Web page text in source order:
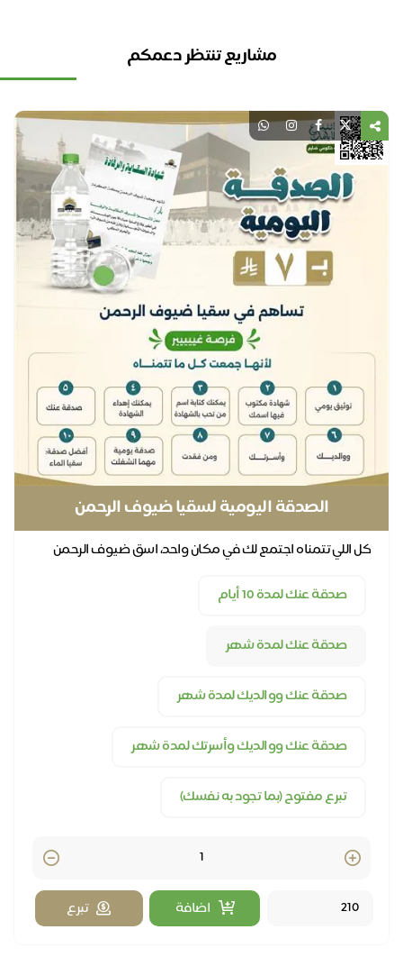
مشاريع تنتظر دعمكم
الصدقة اليومية لسقيا ضيوف الرحمن
كل اللي تتمناه اجتمع لك في مكان واحد، اسق ضيوف الرحمن
صدقة عنك لمدة 10 أيام
صدقة عنك لمدة شهر
صدقة عنك ووالديك لمدة شهر
صدقة عنك ووالديك وأسرتك لمدة شهر
تبرع مفتوح (بما تجود به نفسك)
Quantity
اضافة
تبرع